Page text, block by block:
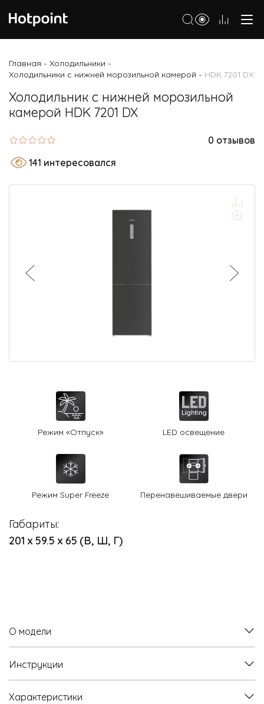
Морозильные камеры
Стиральные и сушильные машины
Посудомоечные машины
Варочные панели
Духовые шкафы
Малая бытовая техника
О Hotpoint
8 800 3333 887
Главная - Холодильники -
Холодильники с нижней морозильной камерой - HDK 7201 DX
Холодильник с нижней морозильной
камерой HDK 7201 DX
0 отзывов
141 интересовался
Режим «Отпуск» LED освещение
Режим Super Freeze Перенавешиваемые двери
Габариты:
201 х 59.5 х 65 (В, Ш, Г)
О модели
Инструкции
Характеристики